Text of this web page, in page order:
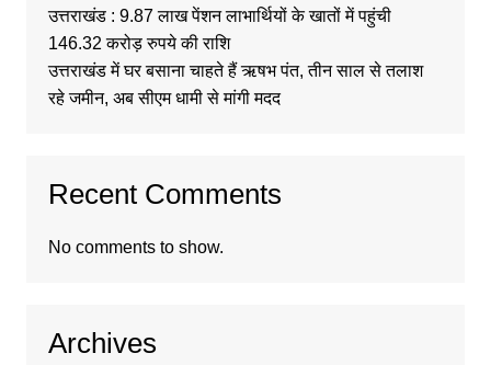
उत्तराखंड : 9.87 लाख पेंशन लाभार्थियों के खातों में पहुंची
146.32 करोड़ रुपये की राशि
उत्तराखंड में घर बसाना चाहते हैं ऋषभ पंत, तीन साल से तलाश
रहे जमीन, अब सीएम धामी से मांगी मदद
Recent Comments
No comments to show.
Archives